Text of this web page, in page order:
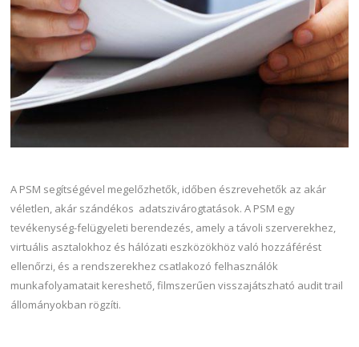
A PSM segítségével megelőzhetők, időben észrevehetők az akár
véletlen, akár szándékos adatszivárogtatások. A PSM egy
tevékenység-felügyeleti berendezés, amely a távoli szerverekhez,
virtuális asztalokhoz és hálózati eszközökhöz való hozzáférést
ellenőrzi, és a rendszerekhez csatlakozó felhasználók
munkafolyamatait kereshető, filmszerűen visszajátszható audit trail
állományokban rögzíti.